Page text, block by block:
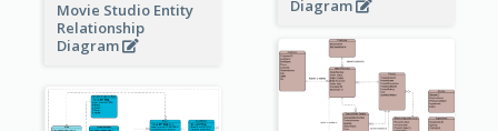
Diagram
Movie Studio Entity
Relationship
Diagram